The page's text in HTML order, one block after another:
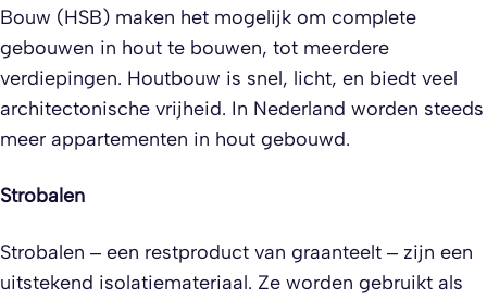
Bouw (HSB) maken het mogelijk om complete
gebouwen in hout te bouwen, tot meerdere
verdiepingen. Houtbouw is snel, licht, en biedt veel
architectonische vrijheid. In Nederland worden steeds
meer appartementen in hout gebouwd.
Strobalen
Strobalen – een restproduct van graanteelt – zijn een
uitstekend isolatiemateriaal. Ze worden gebruikt als